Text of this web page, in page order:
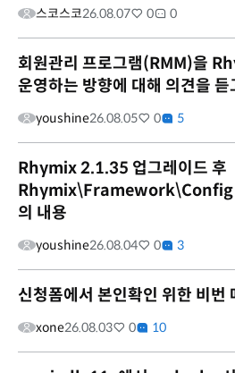
스코스코26.08.07 0 0
회원관리 프로그램(RMM)을
운영하는 방향에 대해 의견을 듣
youshine26.08.05 0 5
Rhymix 2.1.35 업그레이드 후
Rhymix\Framework\Config
의 내용
youshine26.08.04 0 3
신청폼에서 본인확인 위한 비번
xone26.08.03 0 10